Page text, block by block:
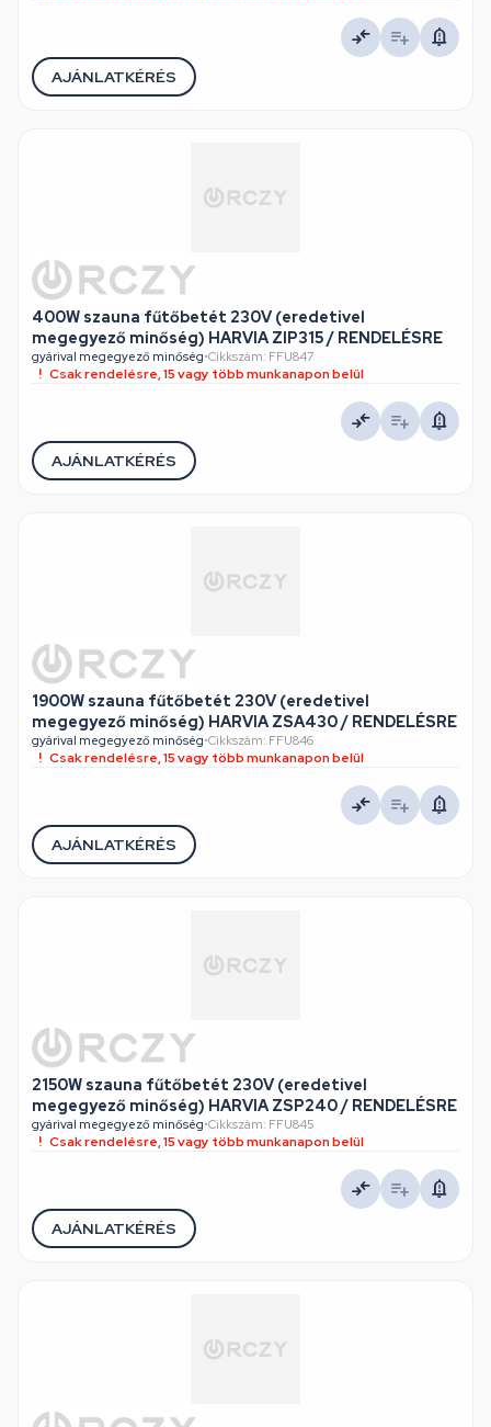
AJÁNLATKÉRÉS
400W szauna fűtőbetét 230V (eredetivel
megegyező minőség) HARVIA ZIP315 / RENDELÉSRE
gyárival megegyező minőség•Cikkszám: FFU847
Csak rendelésre, 15 vagy több munkanapon belül
AJÁNLATKÉRÉS
1900W szauna fűtőbetét 230V (eredetivel
megegyező minőség) HARVIA ZSA430 / RENDELÉSRE
gyárival megegyező minőség•Cikkszám: FFU846
Csak rendelésre, 15 vagy több munkanapon belül
AJÁNLATKÉRÉS
2150W szauna fűtőbetét 230V (eredetivel
megegyező minőség) HARVIA ZSP240 / RENDELÉSRE
gyárival megegyező minőség•Cikkszám: FFU845
Csak rendelésre, 15 vagy több munkanapon belül
AJÁNLATKÉRÉS